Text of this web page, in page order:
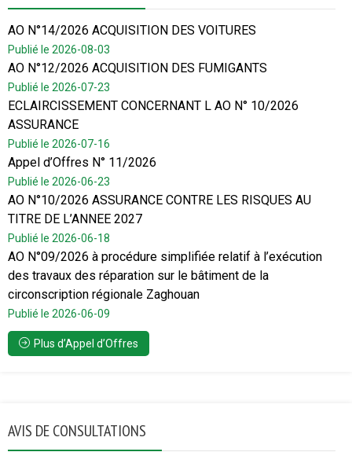
AO N°14/2026 ACQUISITION DES VOITURES
Publié le 2026-08-03
AO N°12/2026 ACQUISITION DES FUMIGANTS
Publié le 2026-07-23
ECLAIRCISSEMENT CONCERNANT L AO N° 10/2026
ASSURANCE
Publié le 2026-07-16
Appel d’Offres N° 11/2026
Publié le 2026-06-23
AO N°10/2026 ASSURANCE CONTRE LES RISQUES AU
TITRE DE L’ANNEE 2027
Publié le 2026-06-18
AO N°09/2026 à procédure simplifiée relatif à l’exécution
des travaux des réparation sur le bâtiment de la
circonscription régionale Zaghouan
Publié le 2026-06-09
Plus d’Appel d’Offres
AVIS DE CONSULTATIONS